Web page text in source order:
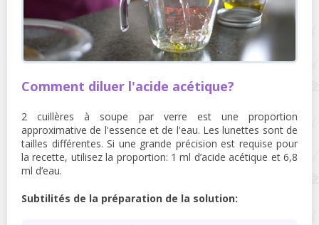
Comment diluer l'acide acétique?
2 cuillères à soupe par verre est une proportion
approximative de l'essence et de l'eau. Les lunettes sont de
tailles différentes. Si une grande précision est requise pour
la recette, utilisez la proportion: 1 ml d’acide acétique et 6,8
ml d’eau.
Subtilités de la préparation de la solution: